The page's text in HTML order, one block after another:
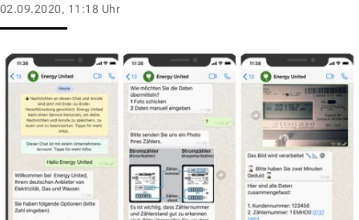
02.09.2020, 11:18 Uhr